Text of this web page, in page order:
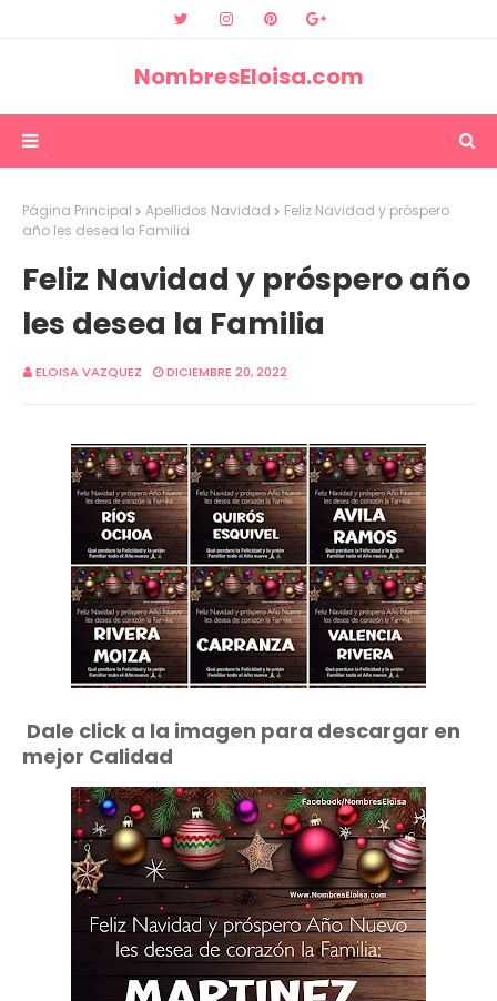
NombresEloisa.com
Página Principal Apellidos Navidad
Feliz Navidad y próspero
año les desea la Familia
Feliz Navidad y próspero año
les desea la Familia
ELOISA VAZQUEZ DICIEMBRE 20, 2022
Dale click a la imagen para descargar en
mejor Calidad